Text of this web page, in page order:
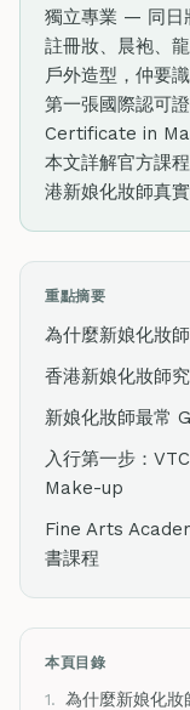
獨立專業 — 同日
註冊妝、晨袍、
戶外造型，仲要
第一張國際認可
Certificate in
本文詳解官方課
港新娘化妝師真實
重點摘要
為什麼新娘化妝
香港新娘化妝師
新娘化妝師最常
入行第一步：
Make-up
Fine Arts
書課程
本頁目錄
1. 為什麼新娘化妝